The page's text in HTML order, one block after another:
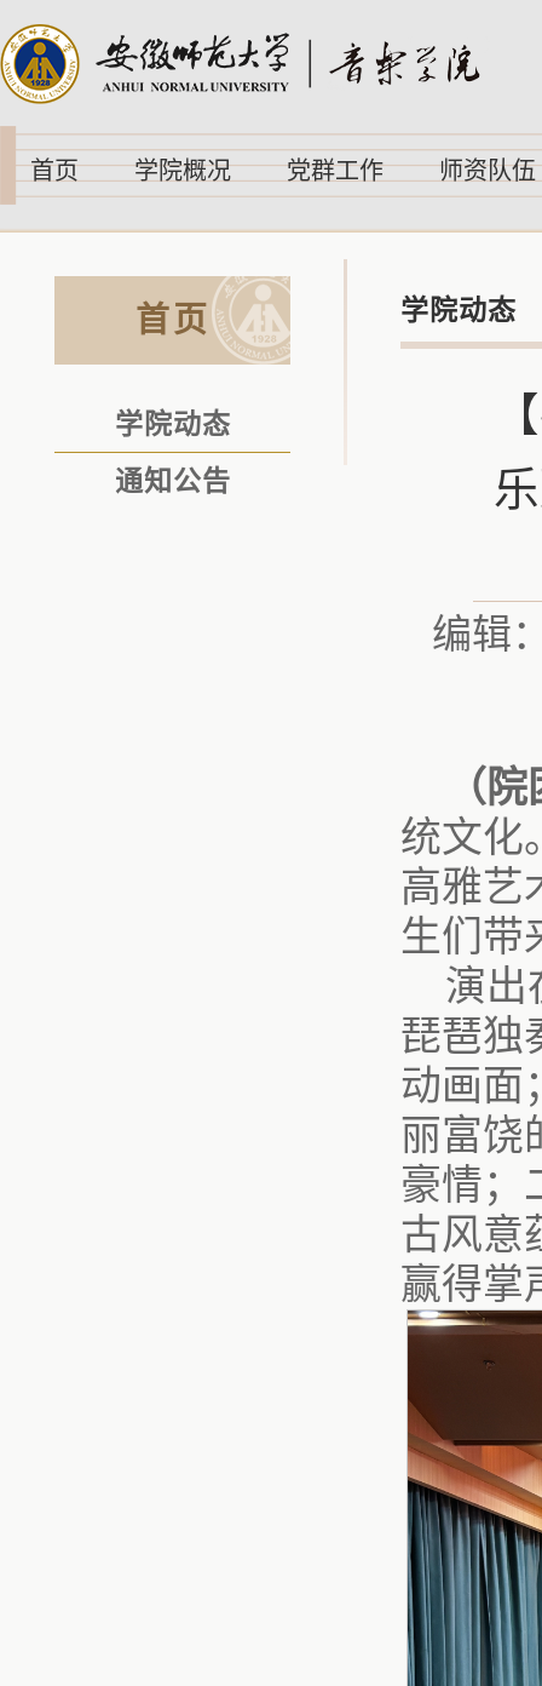
首页 学院概况 党群工作 师资队伍
首页
学院动态
通知公告
学院动态
编辑
（
统文化
高雅艺
生们带
演出
琵琶独
动画面
丽富饶
豪情；
古风意
赢得掌